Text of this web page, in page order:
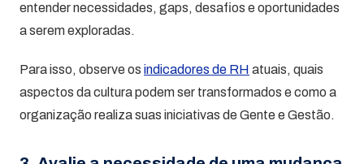
entender necessidades, gaps, desafios e oportunidades
a serem exploradas.
Para isso, observe os indicadores de RH atuais, quais
aspectos da cultura podem ser transformados e como a
organização realiza suas iniciativas de Gente e Gestão.